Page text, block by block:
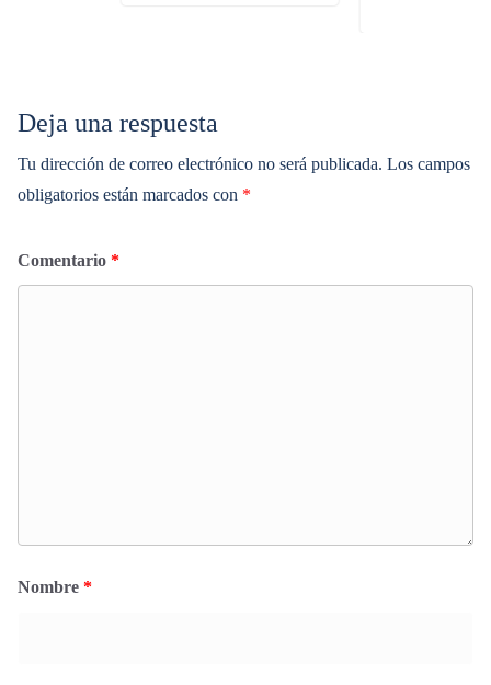
Deja una respuesta
Tu dirección de correo electrónico no será publicada. Los campos
obligatorios están marcados con *
Comentario *
Nombre *